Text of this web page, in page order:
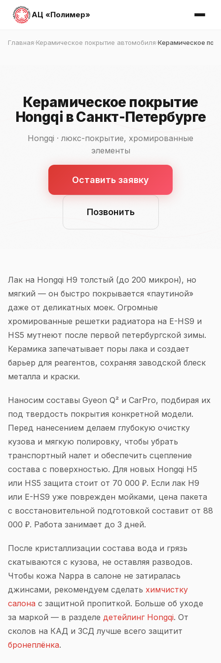
АЦ «Полимер»
Главная›Керамическое покрытие автомобиля›Керамическое
Керамическое покрытие
Hongqi в Санкт-Петербурге
Hongqi · люкс-покрытие, хромированные
элементы
Оставить заявку
Позвонить
Лак на Hongqi H9 толстый (до 200 микрон), но
мягкий — он быстро покрывается «паутиной»
даже от деликатных моек. Огромные
хромированные решетки радиатора на E-HS9 и
HS5 мутнеют после первой петербургской зимы.
Керамика запечатывает поры лака и создает
барьер для реагентов, сохраняя заводской блеск
металла и краски.
Наносим составы Gyeon Q² и CarPro, подбирая их
под твердость покрытия конкретной модели.
Перед нанесением делаем глубокую очистку
кузова и мягкую полировку, чтобы убрать
транспортный налет и обеспечить сцепление
состава с поверхностью. Для новых Hongqi H5
или HS5 защита стоит от 70 000 ₽. Если лак H9
или E-HS9 уже поврежден мойками, цена пакета
с восстановительной подготовкой составит от 88
000 ₽. Работа занимает до 3 дней.
После кристаллизации состава вода и грязь
скатываются с кузова, не оставляя разводов.
Чтобы кожа Nappa в салоне не затиралась
джинсами, рекомендуем сделать химчистку
салона с защитной пропиткой. Больше об уходе
за маркой — в разделе детейлинг Hongqi. От
сколов на КАД и ЗСД лучше всего защитит
бронеплёнка.